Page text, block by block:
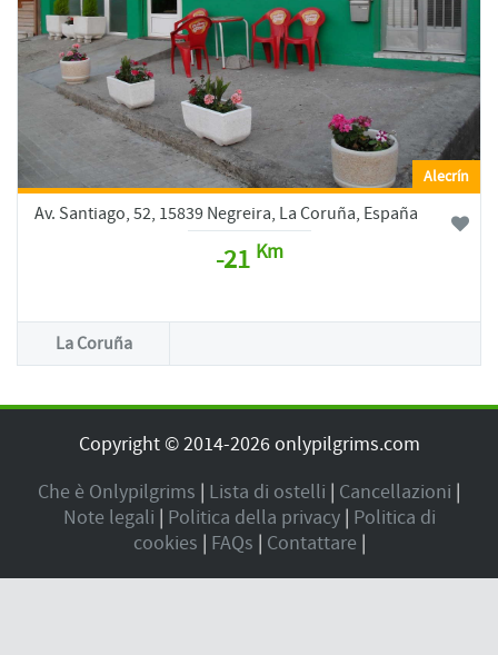
Alecrín
Av. Santiago, 52, 15839 Negreira, La Coruña, España
-21 Km
La Coruña
Copyright © 2014-2026 onlypilgrims.com
Che è Onlypilgrims | Lista di ostelli | Cancellazioni |
Note legali | Politica della privacy| Politica di
cookies | FAQs | Contattare |